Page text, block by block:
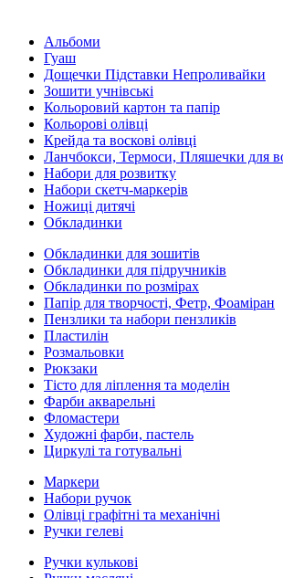
Альбоми
Гуаш
Дощечки Підставки Непроливайки
Зошити учнівські
Кольоровий картон та папір
Кольорові олівці
Крейда та воскові олівці
Ланчбокси, Термоси, Пляшечки для
Набори для розвитку
Набори скетч-маркерів
Ножиці дитячі
Обкладинки
Обкладинки для зошитів
Обкладинки для підручників
Обкладинки по розмірах
Папір для творчості, Фетр, Фоаміран
Пензлики та набори пензликів
Пластилін
Розмальовки
Рюкзаки
Тісто для ліплення та моделін
Фарби акварельні
Фломастери
Художні фарби, пастель
Циркулі та готувальні
Маркери
Набори ручок
Олівці графітні та механічні
Ручки гелеві
Ручки кулькові